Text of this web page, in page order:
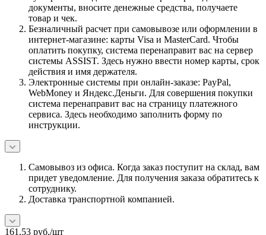
документы, вносите денежные средства, получаете
товар и чек.
Безналичный расчет при самовывозе или оформлении в
интернет-магазине: карты Visa и MasterCard. Чтобы
оплатить покупку, система перенаправит вас на сервер
системы ASSIST. Здесь нужно ввести номер карты, срок
действия и имя держателя.
Электронные системы при онлайн-заказе: PayPal,
WebMoney и Яндекс.Деньги. Для совершения покупки
система перенаправит вас на страницу платежного
сервиса. Здесь необходимо заполнить форму по
инструкции.
Самовывоз из офиса. Когда заказ поступит на склад, вам
придет уведомление. Для получения заказа обратитесь к
сотруднику.
Доставка транспортной компанией.
161,53 руб./шт